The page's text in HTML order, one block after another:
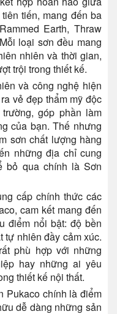
tiến, mang đến ba
Earth, Thraw
loại sơn đều mang
nhiên và thời gian,
trội trong thiết kế.
và công nghệ hiện
vẻ đẹp thẩm mỹ độc
góp phần làm
của bạn. Thế nhưng
sơn chất lượng hàng
những địa chỉ cung
bỏ qua chính là Sơn
cấp chính thức các
cam kết mang đến
điểm nổi bật: độ bền
tự nhiên đầy cảm xúc.
phù hợp với những
hay những ai yêu
thiết kế nội thất.
Pukaco chính là điểm
dễ dàng những sản